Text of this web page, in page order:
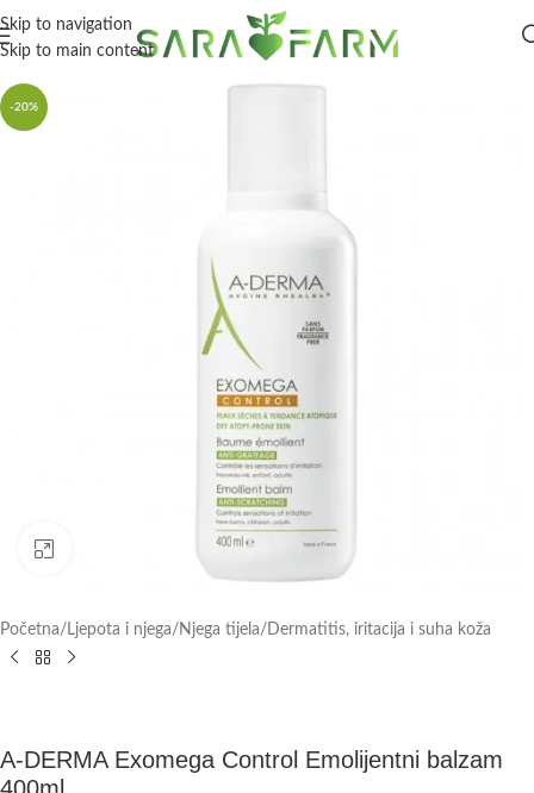
Skip to navigation
Skip to main content
-20%
Početna/ Ljepota i njega/ Njega tijela/ Dermatitis, iritacija i suha koža
A-DERMA Exomega Control Emolijentni balzam